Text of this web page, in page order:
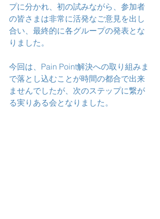
プに分かれ、初の試みながら、参加者
の皆さまは非常に活発なご意見を出し
合い、最終的に各グループの発表とな
りました。
今回は、Pain Point解決への取り組みま
で落とし込むことが時間の都合で出来
ませんでしたが、次のステップに繋が
る実りある会となりました。